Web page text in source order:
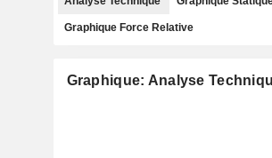
Graphique Force Relative
Graphique: Analyse